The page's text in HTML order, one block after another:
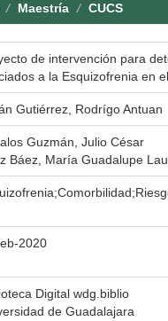
Maestría CUCS
de intervención para
a la Esquizofrenia en
Gutiérrez, Rodrígo Antuan
Guzmán, Julio César
Báez, María Guadalupe
2020
Digital wdg.biblio
de Guadalajara